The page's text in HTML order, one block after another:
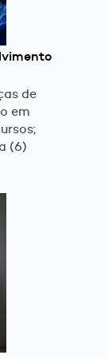
de
em
(6)